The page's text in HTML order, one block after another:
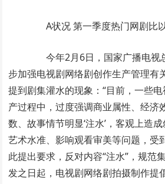
A状况 第一季度热门网剧比
今年2月6日，国家广播电视
步加强电视剧网络剧创作生产管理有
提到剧集灌水的现象：“目前，一些
产过程中，过度强调商业属性、经济
数、故事情节明显‘注水’，客观上造
艺术水准、影响观看审美等问题，受
此提出要求，反对内容“注水”，规范
发之日起，电视剧网络剧拍摄制作提